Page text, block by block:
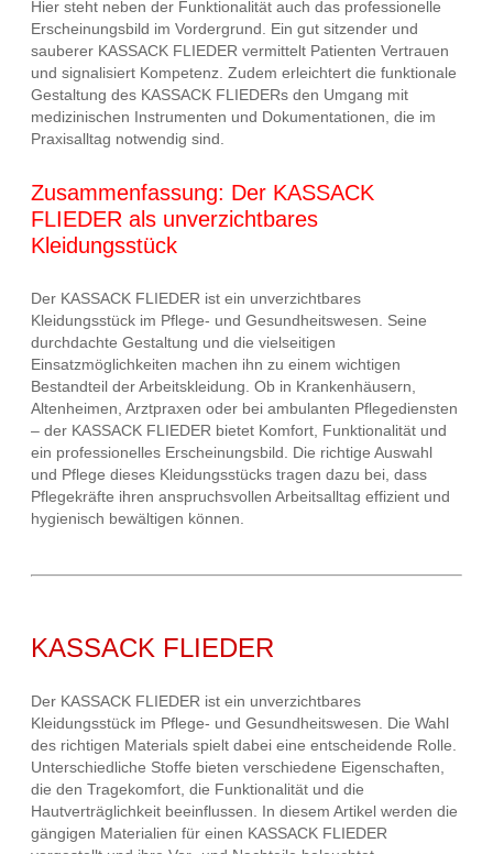
Hier steht neben der Funktionalität auch das professionelle
Erscheinungsbild im Vordergrund. Ein gut sitzender und
sauberer KASSACK FLIEDER vermittelt Patienten Vertrauen
und signalisiert Kompetenz. Zudem erleichtert die funktionale
Gestaltung des KASSACK FLIEDERs den Umgang mit
medizinischen Instrumenten und Dokumentationen, die im
Praxisalltag notwendig sind.
Zusammenfassung: Der KASSACK
FLIEDER als unverzichtbares
Kleidungsstück
Der KASSACK FLIEDER ist ein unverzichtbares
Kleidungsstück im Pflege- und Gesundheitswesen. Seine
durchdachte Gestaltung und die vielseitigen
Einsatzmöglichkeiten machen ihn zu einem wichtigen
Bestandteil der Arbeitskleidung. Ob in Krankenhäusern,
Altenheimen, Arztpraxen oder bei ambulanten Pflegediensten
– der KASSACK FLIEDER bietet Komfort, Funktionalität und
ein professionelles Erscheinungsbild. Die richtige Auswahl
und Pflege dieses Kleidungsstücks tragen dazu bei, dass
Pflegekräfte ihren anspruchsvollen Arbeitsalltag effizient und
hygienisch bewältigen können.
KASSACK FLIEDER
Der KASSACK FLIEDER ist ein unverzichtbares
Kleidungsstück im Pflege- und Gesundheitswesen. Die Wahl
des richtigen Materials spielt dabei eine entscheidende Rolle.
Unterschiedliche Stoffe bieten verschiedene Eigenschaften,
die den Tragekomfort, die Funktionalität und die
Hautverträglichkeit beeinflussen. In diesem Artikel werden die
gängigen Materialien für einen KASSACK FLIEDER